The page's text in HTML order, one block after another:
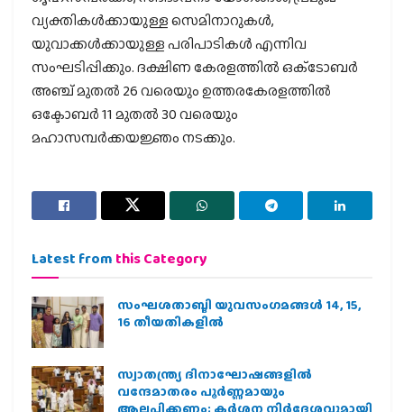
വ്യക്തികള്‍ക്കായുള്ള സെമിനാറുകള്‍,
യുവാക്കള്‍ക്കായുള്ള പരിപാടികള്‍ എന്നിവ
സംഘടിപ്പിക്കും. ദക്ഷിണ കേരളത്തില്‍ ഒക്‌ടോബര്‍
അഞ്ച് മുതല്‍ 26 വരെയും ഉത്തരകേരളത്തില്‍
ഒക്ടോബര്‍ 11 മുതല്‍ 30 വരെയും
മഹാസമ്പര്‍ക്കയജ്ഞം നടക്കും.
Latest from this Category
സംഘശതാബ്ദി യുവസംഗമങ്ങള്‍ 14, 15,
16 തീയതികളില്‍
സ്വാതന്ത്ര്യ ദിനാഘോഷങ്ങളിൽ
വന്ദേമാതരം പൂർണ്ണമായും
ആലപിക്കണം; കർശന നിർദ്ദേശവുമായി